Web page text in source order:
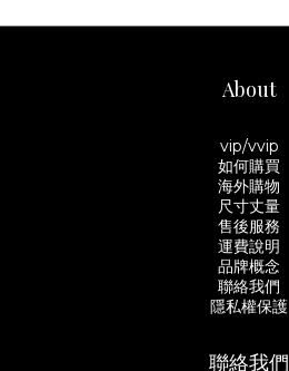
About
vip/vvip
如何購買
海外購物
尺寸丈量
售後服務
運費說明
品牌概念
聯絡我們
隱私權保護
聯絡我們